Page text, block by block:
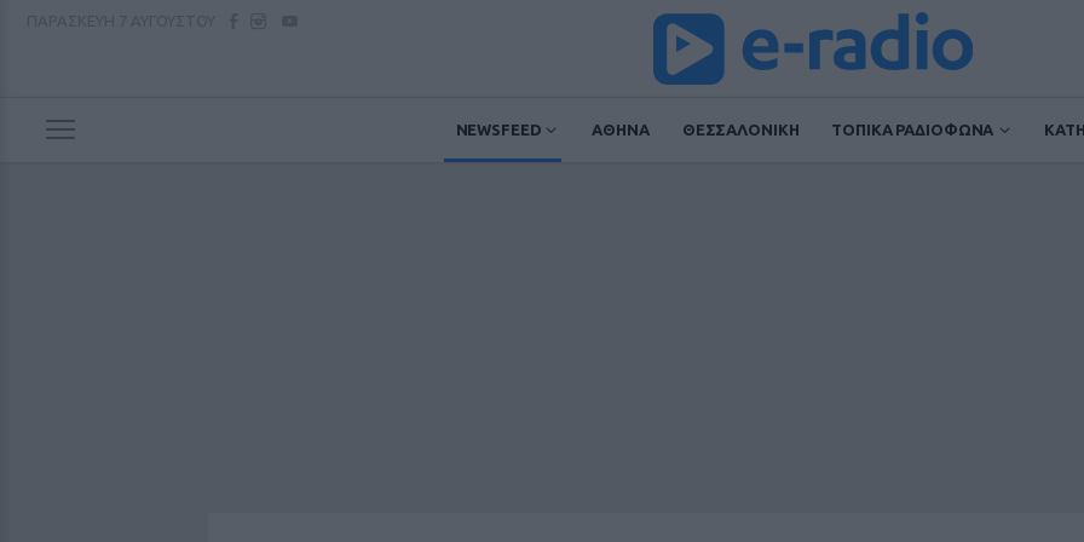
NEWSFEED ΑΘΗΝΑ ΘΕΣΣΑΛΟΝΙΚΗ ΤΟΠΙΚΑ ΡΑΔΙΟΦΩΝΑ